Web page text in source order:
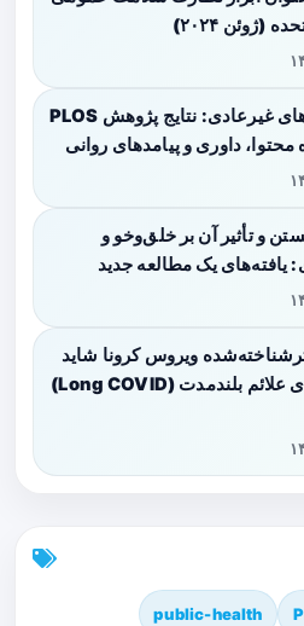
(ژوئن ۲۰۲۴)
درک تجربه‌های غیرعادی: نتایج پژوهش PLOS
و تأثیر آن بر خلق‌وخو و
یافته‌های یک مطالعه جدید
ویروس کرونا شاید
سرنخی برای علائم بلندمدت (Long COVID)
public-health